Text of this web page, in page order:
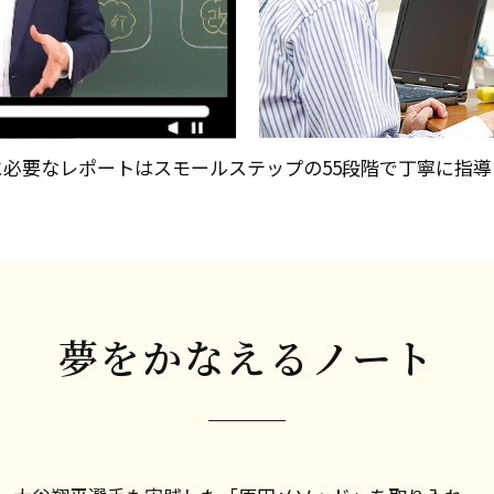
要なレポートはスモールステップの55段階で丁寧に指
夢をかなえるノート